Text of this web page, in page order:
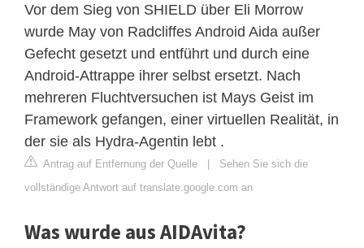
Vor dem Sieg von SHIELD über Eli Morrow
wurde May von Radcliffes Android Aida außer
Gefecht gesetzt und entführt und durch eine
Android-Attrappe ihrer selbst ersetzt. Nach
mehreren Fluchtversuchen ist Mays Geist im
Framework gefangen, einer virtuellen Realität, in
der sie als Hydra-Agentin lebt .
Antrag auf Entfernung der Quelle | Sehen Sie sich die
vollständige Antwort auf translate.google.com an
Was wurde aus AIDAvita?